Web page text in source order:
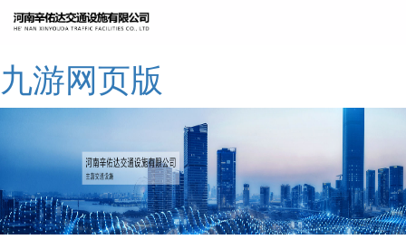
九游网页版网站九游网页版
公司简介
九游网页版
产品展示
成功案例